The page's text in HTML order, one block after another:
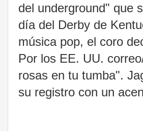
del underground" que
día del Derby de
música pop, el coro
Por los EE. UU.
rosas en tu tumba".
su registro con un